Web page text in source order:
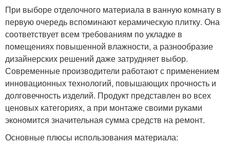
При выборе отделочного материала в ванную комнату в
первую очередь вспоминают керамическую плитку. Она
соответствует всем требованиям по укладке в
помещениях повышенной влажности, а разнообразие
дизайнерских решений даже затрудняет выбор.
Современные производители работают с применением
инновационных технологий, повышающих прочность и
долговечность изделий. Продукт представлен во всех
ценовых категориях, а при монтаже своими руками
экономится значительная сумма средств на ремонт.
Основные плюсы использования материала: